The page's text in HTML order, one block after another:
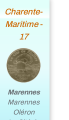
Charente-
Maritime -
17
Marennes
Marennes
Oléron